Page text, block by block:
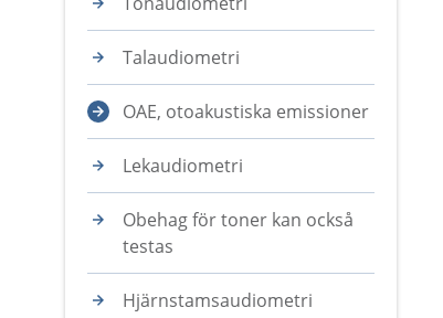
Talaudiometri
OAE, otoakustiska emissioner
Lekaudiometri
Obehag för toner kan också
testas
Hjärnstamsaudiometri